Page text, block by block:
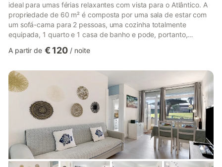
ideal para umas férias relaxantes com vista para o Atlântico. A
propriedade de 60 m² é composta por uma sala de estar com
um sofá-cama para 2 pessoas, uma cozinha totalmente
equipada, 1 quarto e 1 casa de banho e pode, portanto,
de alta velocidade (adequado para chamadas de vídeo), uma
condicionado, bem como livros e brinquedos para crianças.
Este aluguer de férias possui uma varanda privada para o seu
relaxamento noturn...
A partir de € 120 / noite